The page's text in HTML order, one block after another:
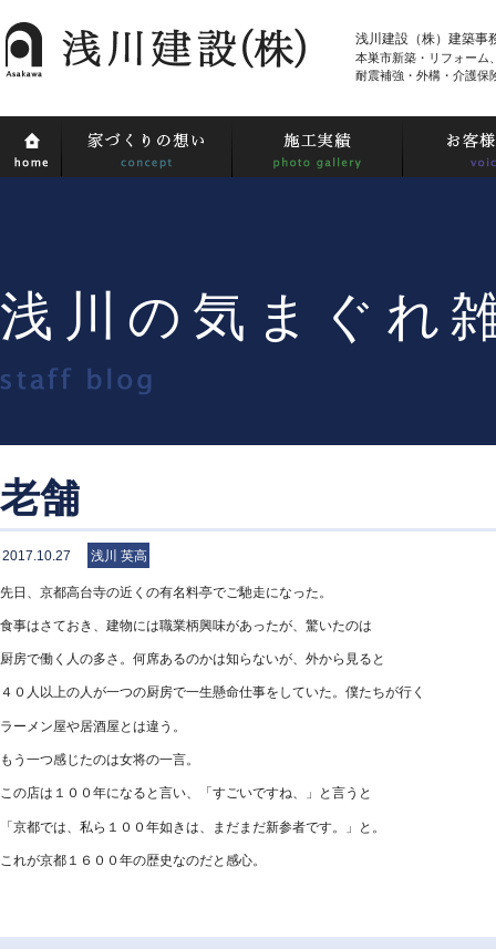
浅川建設（株）建築事
本巣市新築・リフォーム
耐震補強・外構・介護保
浅川の気まぐれ
老舗
2017.10.27 浅川 英高
先日、京都高台寺の近くの有名料亭でご馳走になった。
食事はさておき、建物には職業柄興味があったが、驚いたのは
厨房で働く人の多さ。何席あるのかは知らないが、外から見ると
４０人以上の人が一つの厨房で一生懸命仕事をしていた。僕たちが行く
ラーメン屋や居酒屋とは違う。
もう一つ感じたのは女将の一言。
この店は１００年になると言い、「すごいですね、」と言うと
「京都では、私ら１００年如きは、まだまだ新参者です。」と。
これが京都１６００年の歴史なのだと感心。